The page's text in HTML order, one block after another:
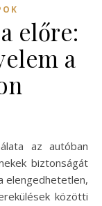
előre:
a
biztonságát
elengedhetetlen,
közötti